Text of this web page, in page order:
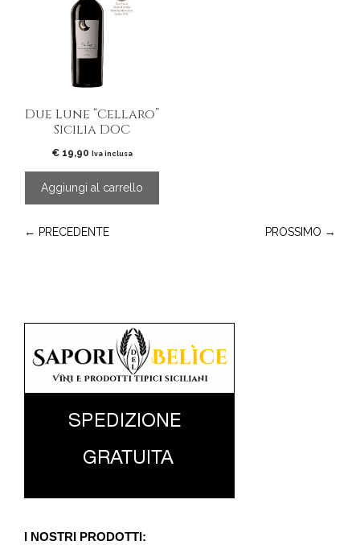
Due Lune “Cellaro”
Sicilia DOC
€19,90 Iva inclusa
Aggiungi al carrello
← PRECEDENTE PROSSIMO →
I NOSTRI PRODOTTI: